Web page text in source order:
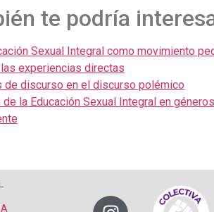
te podría
Sexual Integral como movimiento
experiencias directas
de discurso en el discurso polémico
de la Educación Sexual Integral en